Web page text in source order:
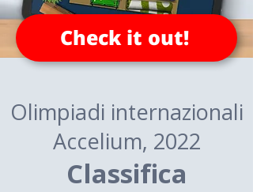
Olimpiadi internazionali
Accelium, 2022
Classifica
Check it out!